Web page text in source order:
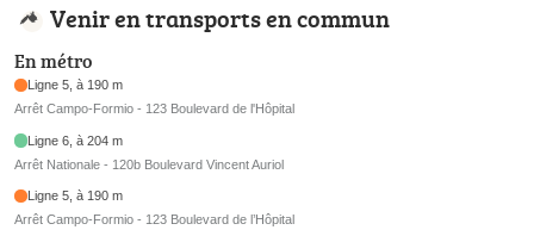
Venir en transports en commun
En métro
Ligne 5, à 190 m
Arrêt Campo-Formio - 123 Boulevard de l'Hôpital
Ligne 6, à 204 m
Arrêt Nationale - 120b Boulevard Vincent Auriol
Ligne 5, à 190 m
Arrêt Campo-Formio - 123 Boulevard de l’Hôpital